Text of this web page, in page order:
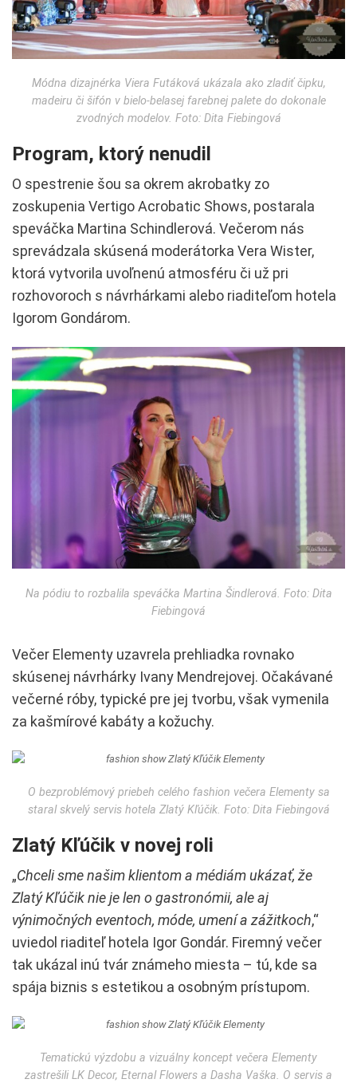
Módna dizajnérka Viera Futáková ukázala ako zladiť čipku,
madeiru či šifón v bielo-belasej farebnej palete do dokonale
zvodných modelov. Foto: Dita Fiebingová
Program, ktorý nenudil
O spestrenie šou sa okrem akrobatky zo
zoskupenia Vertigo Acrobatic Shows, postarala
speváčka Martina Schindlerová. Večerom nás
sprevádzala skúsená moderátorka Vera Wister,
ktorá vytvorila uvoľnenú atmosféru či už pri
rozhovoroch s návrhárkami alebo riaditeľom hotela
Igorom Gondárom.
Na pódiu to rozbalila speváčka Martina Šindlerová. Foto: Dita
Fiebingová
Večer Elementy uzavrela prehliadka rovnako
skúsenej návrhárky Ivany Mendrejovej. Očakávané
večerné róby, typické pre jej tvorbu, však vymenila
za kašmírové kabáty a kožuchy.
O bezproblémový priebeh celého fashion večera Elementy sa
staral skvelý servis hotela Zlatý Kľúčik. Foto: Dita Fiebingová
Zlatý Kľúčik v novej roli
„Chceli sme našim klientom a médiám ukázať, že
Zlatý Kľúčik nie je len o gastronómii, ale aj
výnimočných eventoch, móde, umení a zážitkoch,“
uviedol riaditeľ hotela Igor Gondár. Firemný večer
tak ukázal inú tvár známeho miesta – tú, kde sa
spája biznis s estetikou a osobným prístupom.
Tematickú výzdobu a vizuálny koncept večera Elementy
zastrešili LK Decor, Eternal Flowers a Dasha Vaška. O servis a